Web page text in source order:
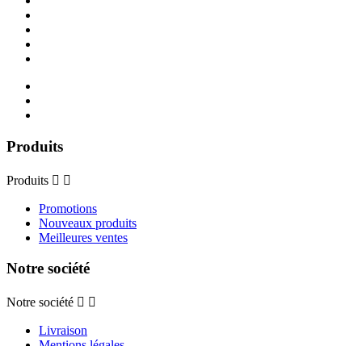
Produits
Produits  
Promotions
Nouveaux produits
Meilleures ventes
Notre société
Notre société  
Livraison